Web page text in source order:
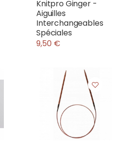
Knitpro Ginger -
Aiguilles
Interchangeables
Spéciales
9,50 €